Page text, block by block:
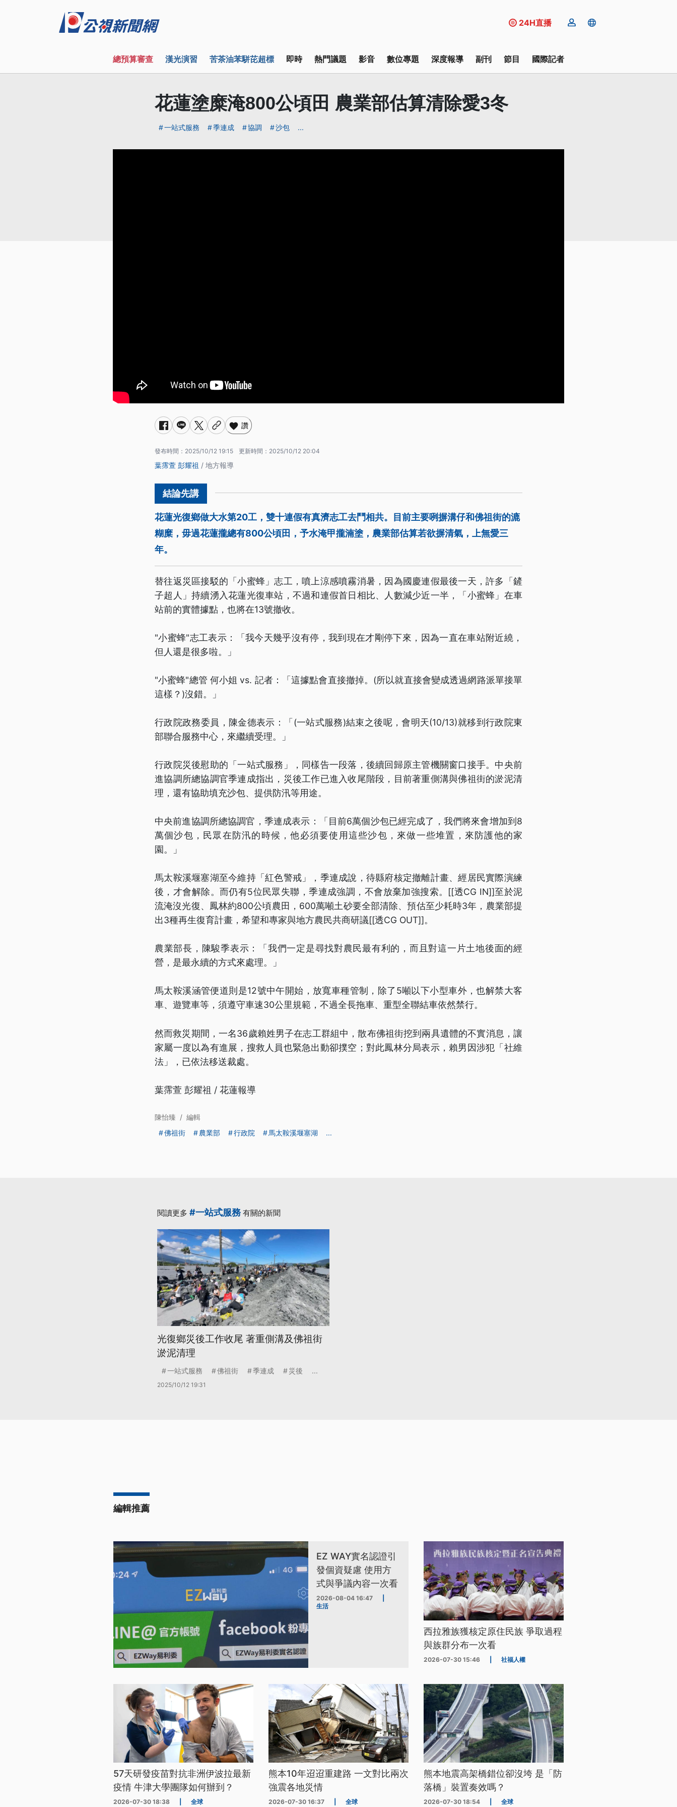
24H直播
總預算審查 漢光演習 苦茶油苯駢芘超標 即時 熱門議題 影音 數位專題 深度報導 副刊 節目 國際記者
花蓮塗糜淹800公頃田 農業部估算清除愛3冬
一站式服務 季連成 協調 沙包 ...
讚
發布時間： 2025/10/12 19:15 更新時間： 2025/10/12 20:04
葉霈萱 彭耀祖 / 地方報導
花蓮光復鄉做大水第20工，雙十連假有真濟志工去鬥相共。目前主要咧摒溝仔和佛祖街的漉
糊糜，毋過花蓮攏總有800公頃田，予水淹甲攏湳塗，農業部估算若欲摒清氣，上無愛三
年。
替往返災區接駁的「小蜜蜂」志工，噴上涼感噴霧消暑，因為國慶連假最後一天，許多「鏟
子超人」持續湧入花蓮光復車站，不過和連假首日相比、人數減少近一半，「小蜜蜂」在車
站前的實體據點，也將在13號撤收。
"小蜜蜂"志工表示：「我今天幾乎沒有停，我到現在才剛停下來，因為一直在車站附近繞，
但人還是很多啦。」
"小蜜蜂"總管 何小姐 vs. 記者：「這據點會直接撤掉。(所以就直接會變成透過網路派單接單
這樣？)沒錯。」
行政院政務委員，陳金德表示：「(一站式服務)結束之後呢，會明天(10/13)就移到行政院東
部聯合服務中心，來繼續受理。」
行政院災後慰助的「一站式服務」，同樣告一段落，後續回歸原主管機關窗口接手。中央前
進協調所總協調官季連成指出，災後工作已進入收尾階段，目前著重側溝與佛祖街的淤泥清
理，還有協助填充沙包、提供防汛等用途。
中央前進協調所總協調官，季連成表示：「目前6萬個沙包已經完成了，我們將來會增加到8
萬個沙包，民眾在防汛的時候，他必須要使用這些沙包，來做一些堆置，來防護他的家
園。」
馬太鞍溪堰塞湖至今維持「紅色警戒」，季連成說，待縣府核定撤離計畫、經居民實際演練
後，才會解除。而仍有5位民眾失聯，季連成強調，不會放棄加強搜索。[[透CG IN]]至於泥
流淹沒光復、鳳林約800公頃農田，600萬噸土砂要全部清除、預估至少耗時3年，農業部提
出3種再生復育計畫，希望和專家與地方農民共商研議[[透CG OUT]]。
農業部長，陳駿季表示：「我們一定是尋找對農民最有利的，而且對這一片土地後面的經
營，是最永續的方式來處理。」
馬太鞍溪涵管便道則是12號中午開始，放寬車種管制，除了5噸以下小型車外，也解禁大客
車、遊覽車等，須遵守車速30公里規範，不過全長拖車、重型全聯結車依然禁行。
然而救災期間，一名36歲賴姓男子在志工群組中，散布佛祖街挖到兩具遺體的不實消息，讓
家屬一度以為有進展，搜救人員也緊急出動卻撲空；對此鳳林分局表示，賴男因涉犯「社維
法」，已依法移送裁處。
葉霈萱 彭耀祖 / 花蓮報導
陳怡臻 / 編輯
佛祖街
農業部 行政院 馬太鞍溪堰塞湖 ...
閱讀更多 #一站式服務有關的新聞
光復鄉災後工作收尾 著重側溝及佛祖街
淤泥清理
一站式服務 佛祖街 季連成 災後 ...
2025/10/12 19:31
編輯推薦
EZ WAY實名認證引
發個資疑慮 使用方
式與爭議內容一次看
2026-08-04 16:47
生活
西拉雅族獲核定原住民族 爭取過程
與族群分布一次看
2026-07-30 15:46 社福人權
57天研發疫苗對抗非洲伊波拉最新
疫情 牛津大學團隊如何辦到？
2026-07-30 18:38 全球
熊本10年迢迢重建路 一文對比兩次
強震各地災情
2026-07-30 16:37 全球
熊本地震高架橋錯位卻沒垮 是「防
落橋」裝置奏效嗎？
2026-07-30 18:54 全球